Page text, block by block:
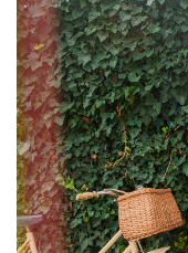
Free PNG Overlay
Small 800*533px
Old Film